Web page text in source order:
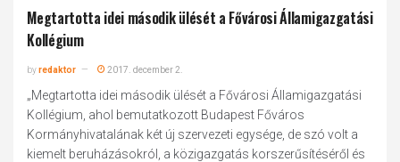
Megtartotta idei második ülését a Fővárosi Államigazgatási
Kollégium
byredaktor 2017. december 2.
„Megtartotta idei második ülését a Fővárosi Államigazgatási
Kollégium, ahol bemutatkozott Budapest Főváros
Kormányhivatalának két új szervezeti egysége, de szó volt a
kiemelt beruházásokról, a közigazgatás korszerűsítéséről és